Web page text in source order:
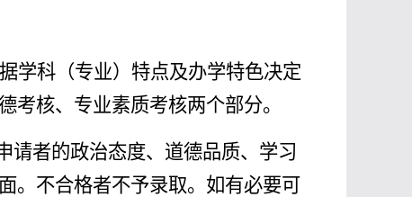
学科（专业）特点及办学特色决定
考核、专业素质考核两个部分。
请者的政治态度、道德品质、学习
。不合格者不予录取。如有必要可